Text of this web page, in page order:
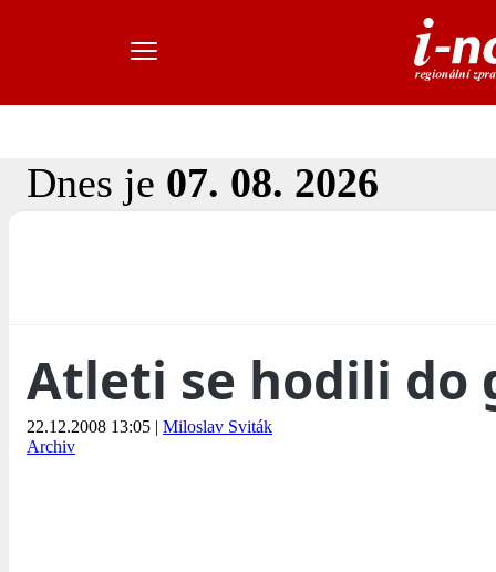
Dnes je 07. 08. 2026
Atleti se hodili do
22.12.2008 13:05 | Miloslav Sviták
Archiv